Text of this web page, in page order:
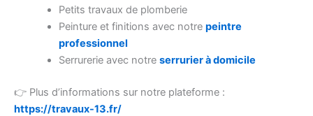
Petits travaux de plomberie
Peinture et finitions avec notre peintre
professionnel
Serrurerie avec notre serrurier à domicile
👉 Plus d’informations sur notre plateforme :
https://travaux-13.fr/